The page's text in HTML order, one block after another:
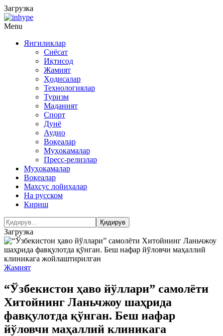
Загрузка
Menu
Янгиликлар
Сиёсат
Иқтисод
Жамият
Ҳодисалар
Технологиялар
Туризм
Маданият
Спорт
Дунё
Аудио
Воқеалар
Муҳокамалар
Пресс-релизлар
Муҳокамалар
Воқеалар
Махсус лойиҳалар
На русском
Кириш
Загрузка
Жамият
“Ўзбекистон ҳаво йўллари” самолёти
Хитойнинг Ланьчжоу шаҳрида
фавқулотда қўнган. Беш нафар
йўловчи маҳаллий клиникага